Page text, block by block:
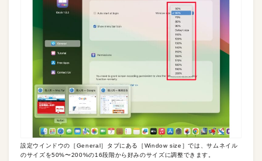
設定ウインドウの［General］タブにある［Window size］では、サムネイル
のサイズを50%〜200%の16段階から好みのサイズに調整できます。